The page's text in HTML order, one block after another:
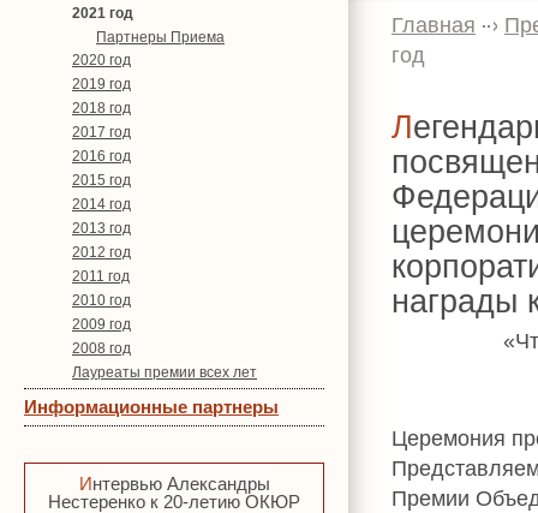
2021 год
Партнеры Приема
2020 год
2019 год
2018 год
2017 год
2016 год
2015 год
2014 год
2013 год
2012 год
2011 год
2010 год
2009 год
2008 год
Лауреаты премии всех лет
Информационные партнеры
Интервью Александры
Нестеренко к 20-летию ОКЮР
Главная
год
Легендарно! На Торжественном приеме ОКЮР,
награды
Церемония
Премии